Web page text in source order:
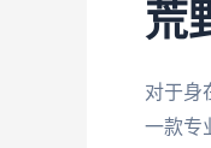
荒
对于身
一款专